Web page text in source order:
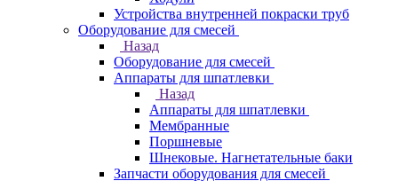
Устройства внутренней покраски труб
Оборудование для смесей
Назад
Оборудование для смесей
Аппараты для шпатлевки
Назад
Аппараты для шпатлевки
Мембранные
Поршневые
Шнековые. Нагнетательные баки
Запчасти оборудования для смесей